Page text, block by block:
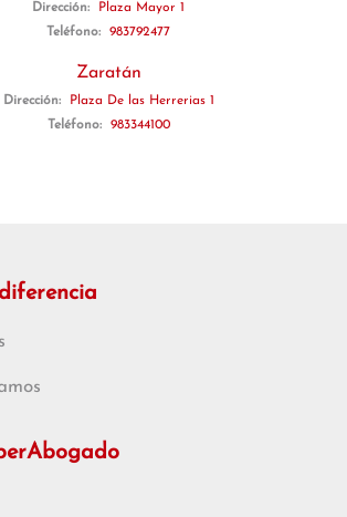
Dirección:
Plaza Mayor 1
Teléfono:
983792477
Zaratán
Dirección:
Plaza De las Herrerias 1
Teléfono:
983344100